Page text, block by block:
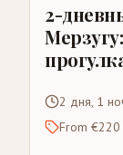
2-
2 дня, 1
From €220